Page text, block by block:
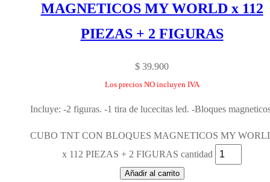
MAGNETICOS MY WORLD x 112
PIEZAS + 2 FIGURAS
$ 39.900
Los precios NO incluyen IVA
Incluye: -2 figuras. -1 tira de lucecitas led. -Bloques
CUBO TNT CON BLOQUES MAGNETICOS MY
x 112 PIEZAS + 2 FIGURAS cantidad
Añadir al carrito